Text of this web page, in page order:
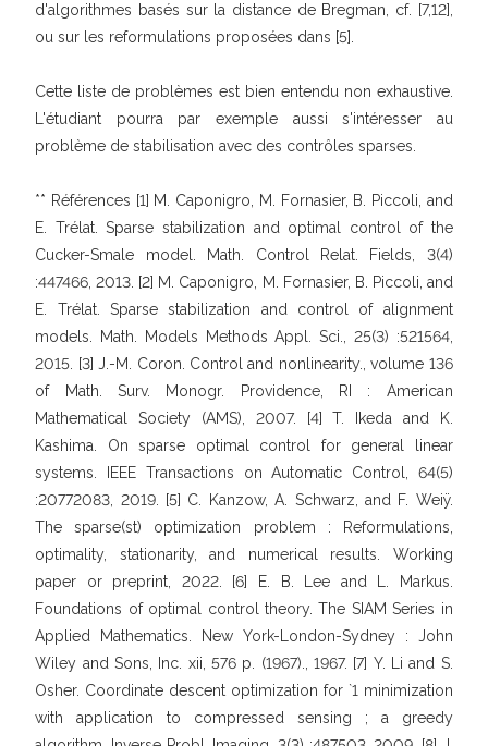
d'algorithmes basés sur la distance de Bregman, cf. [7,12],
ou sur les reformulations proposées dans [5].
Cette liste de problèmes est bien entendu non exhaustive.
L'étudiant pourra par exemple aussi s'intéresser au
problème de stabilisation avec des contrôles sparses.
** Références [1] M. Caponigro, M. Fornasier, B. Piccoli, and
E. Trélat. Sparse stabilization and optimal control of the
Cucker-Smale model. Math. Control Relat. Fields, 3(4)
:447466, 2013. [2] M. Caponigro, M. Fornasier, B. Piccoli, and
E. Trélat. Sparse stabilization and control of alignment
models. Math. Models Methods Appl. Sci., 25(3) :521564,
2015. [3] J.-M. Coron. Control and nonlinearity., volume 136
of Math. Surv. Monogr. Providence, RI : American
Mathematical Society (AMS), 2007. [4] T. Ikeda and K.
Kashima. On sparse optimal control for general linear
systems. IEEE Transactions on Automatic Control, 64(5)
:20772083, 2019. [5] C. Kanzow, A. Schwarz, and F. Weiÿ.
The sparse(st) optimization problem : Reformulations,
optimality, stationarity, and numerical results. Working
paper or preprint, 2022. [6] E. B. Lee and L. Markus.
Foundations of optimal control theory. The SIAM Series in
Applied Mathematics. New York-London-Sydney : John
Wiley and Sons, Inc. xii, 576 p. (1967)., 1967. [7] Y. Li and S.
Osher. Coordinate descent optimization for `1 minimization
with application to compressed sensing ; a greedy